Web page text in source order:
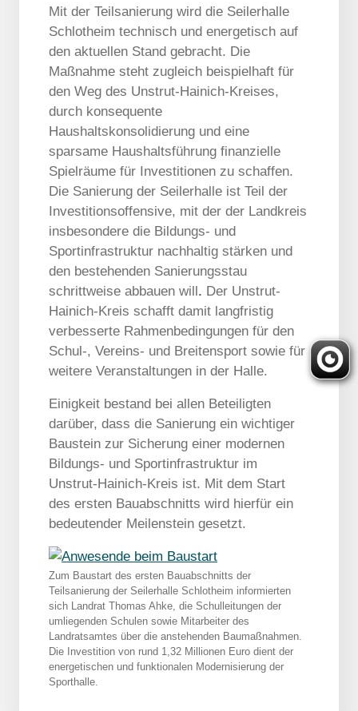
Mit der Teilsanierung wird die Seilerhalle
Schlotheim technisch und energetisch auf
den aktuellen Stand gebracht. Die
Maßnahme steht zugleich beispielhaft für
den Weg des Unstrut-Hainich-Kreises,
durch konsequente
Haushaltskonsolidierung und eine
sparsame Haushaltsführung finanzielle
Spielräume für Investitionen zu schaffen.
Die Sanierung der Seilerhalle ist Teil der
Investitionsoffensive, mit der der Landkreis
insbesondere die Bildungs- und
Sportinfrastruktur nachhaltig stärken und
den bestehenden Sanierungsstau
schrittweise abbauen will. Der Unstrut-
Hainich-Kreis schafft damit langfristig
verbesserte Rahmenbedingungen für den
Schul-, Vereins- und Breitensport sowie für
weitere Veranstaltungen in der Halle.
Einigkeit bestand bei allen Beteiligten
darüber, dass die Sanierung ein wichtiger
Baustein zur Sicherung einer modernen
Bildungs- und Sportinfrastruktur im
Unstrut-Hainich-Kreis ist. Mit dem Start
des ersten Bauabschnitts wird hierfür ein
bedeutender Meilenstein gesetzt.
Zum Baustart des ersten Bauabschnitts der
Teilsanierung der Seilerhalle Schlotheim informierten
sich Landrat Thomas Ahke, die Schulleitungen der
umliegenden Schulen sowie Mitarbeiter des
Landratsamtes über die anstehenden Baumaßnahmen.
Die Investition von rund 1,32 Millionen Euro dient der
energetischen und funktionalen Modernisierung der
Sporthalle.